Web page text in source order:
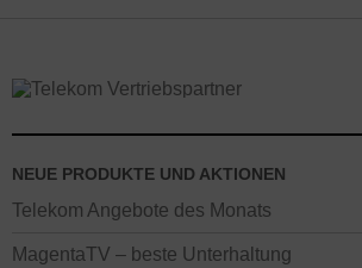
NEUE PRODUKTE UND AKTIONEN
Telekom Angebote des Monats
MagentaTV – beste Unterhaltung